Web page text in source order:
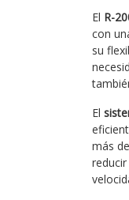
El R-
con
su
El
más